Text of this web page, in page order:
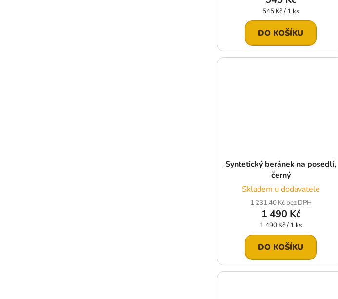
Měrná
cena:
545 Kč / 1 ks
DO KOŠÍKU
Syntetický beránek na posedlí,
černý
Skladem u dodavatele
1 231,40 Kč bez DPH
1 490 Kč
Měrná
cena:
1 490 Kč / 1 ks
DO KOŠÍKU